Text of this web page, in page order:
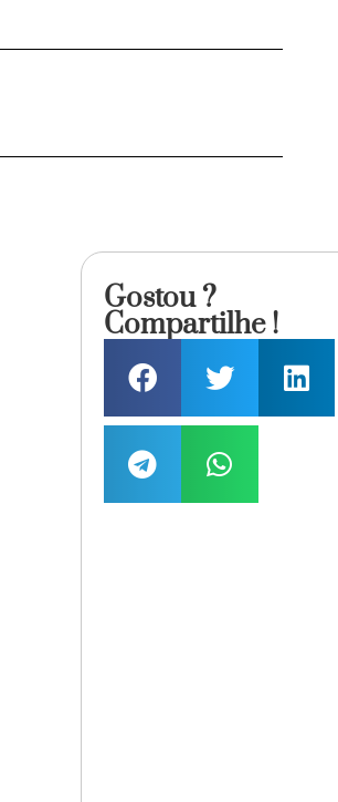
Gostou ?
Compartilhe !